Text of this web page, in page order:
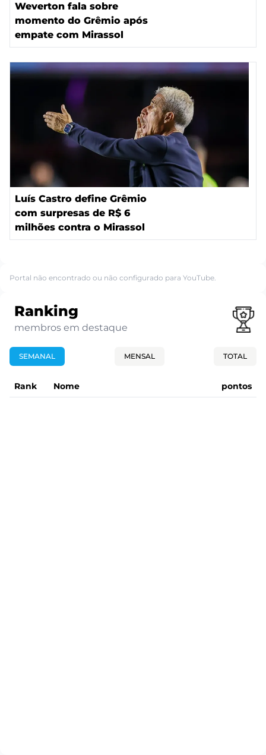
Weverton fala sobre
momento do Grêmio após
empate com Mirassol
Luís Castro define Grêmio
com surpresas de R$ 6
milhões contra o Mirassol
Portal não encontrado ou não configurado para YouTube.
Ranking
membros em destaque
SEMANAL MENSAL TOTAL
Rank Nome pontos